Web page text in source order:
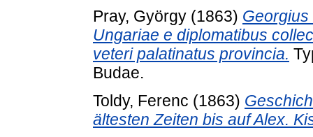
Pray, György (1863)
Ungariae e diplomatibus
veteri palatinatus provincia.
Budae.
Toldy, Ferenc (1863)
ältesten Zeiten bis auf Alex.